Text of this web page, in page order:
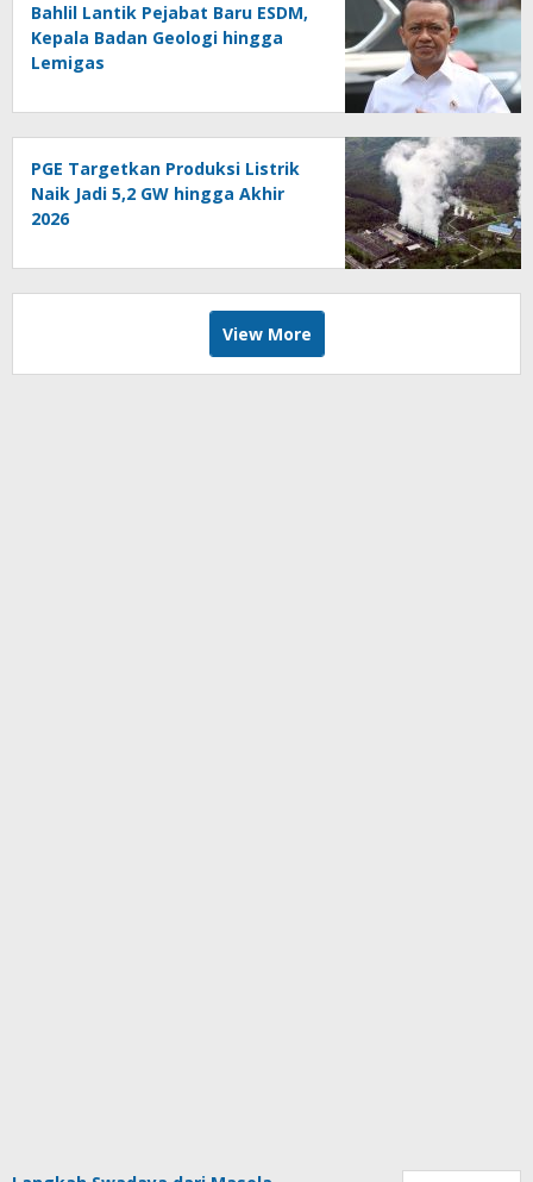
Bahlil Lantik Pejabat Baru ESDM,
Kepala Badan Geologi hingga
Lemigas
PGE Targetkan Produksi Listrik
Naik Jadi 5,2 GW hingga Akhir
2026
View More